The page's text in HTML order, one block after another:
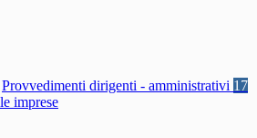
Provvedimenti dirigenti - amministrativi 17
imprese